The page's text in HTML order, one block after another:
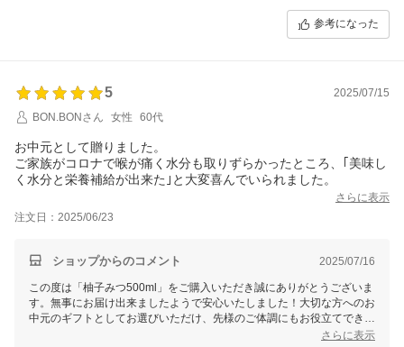
参考になった
5
2025/07/15
BON.BONさん
女性 60代
お中元として贈りました。
ご家族がコロナで喉が痛く水分も取りずらかったところ、｢美味し
く水分と栄養補給が出来た｣と大変喜んでいられました。
さらに表示
注文日：2025/06/23
ショップからのコメント 2025/07/16
この度は「柚子みつ500ml」をご購入いただき誠にありがとうございま
す。無事にお届け出来ましたようで安心いたしました！大切な方へのお
中元のギフトとしてお選びいただけ、先様のご体調にもお役立てできま
したようで、とても嬉しく思います！これからも美味しいはちみつ商品
さらに表示